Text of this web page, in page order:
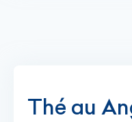
Thé au